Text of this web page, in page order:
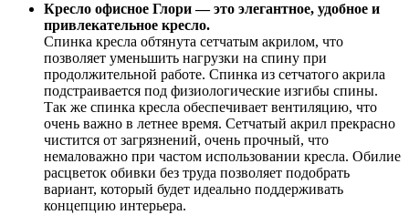
Кресло офисное Глори — это элегантное, удобное и
привлекательное кресло.
Спинка кресла обтянута сетчатым акрилом, что
позволяет уменьшить нагрузки на спину при
продолжительной работе. Спинка из сетчатого акрила
подстраивается под физиологические изгибы спины.
Так же спинка кресла обеспечивает вентиляцию, что
очень важно в летнее время. Сетчатый акрил прекрасно
чистится от загрязнений, очень прочный, что
немаловажно при частом использовании кресла. Обилие
расцветок обивки без труда позволяет подобрать
вариант, который будет идеально поддерживать
концепцию интерьера.